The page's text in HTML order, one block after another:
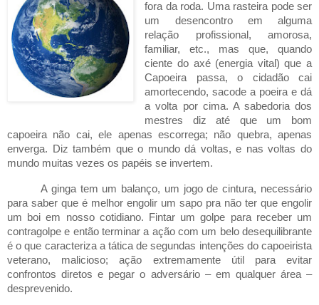
fora da roda. Uma rasteira pode ser
um desencontro em alguma
relação profissional, amorosa,
familiar, etc., mas que, quando
ciente do axé (energia vital) que a
Capoeira passa, o cidadão cai
amortecendo, sacode a poeira e dá
a volta por cima. A sabedoria dos
mestres diz até que um bom
capoeira não cai, ele apenas escorrega; não quebra, apenas
enverga. Diz também que o mundo dá voltas, e nas voltas do
mundo muitas vezes os papéis se invertem.
A ginga tem um balanço, um jogo de cintura, necessário
para saber que é melhor engolir um sapo pra não ter que engolir
um boi em nosso cotidiano. Fintar um golpe para receber um
contragolpe e então terminar a ação com um belo desequilibrante
é o que caracteriza a tática de segundas intenções do capoeirista
veterano, malicioso; ação extremamente útil para evitar
confrontos diretos e pegar o adversário – em qualquer área –
desprevenido.